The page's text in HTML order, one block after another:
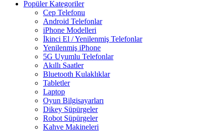
Popüler Kategoriler
Cep Telefonu
Android Telefonlar
iPhone Modelleri
İkinci El / Yenilenmiş Telefonlar
Yenilenmiş iPhone
5G Uyumlu Telefonlar
Akıllı Saatler
Bluetooth Kulaklıklar
Tabletler
Laptop
Oyun Bilgisayarları
Dikey Süpürgeler
Robot Süpürgeler
Kahve Makineleri